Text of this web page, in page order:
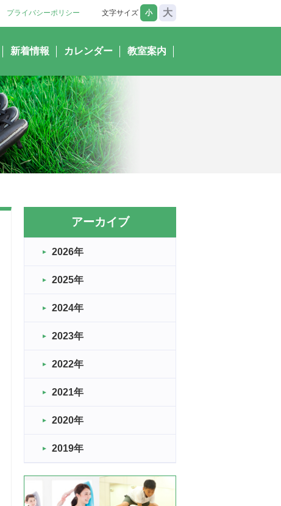
プライバシーポリシー
新着情報 カレンダー 教室案内
文字サイズ 小 大
アーカイブ
2026年
2025年
2024年
2023年
2022年
2021年
2020年
2019年